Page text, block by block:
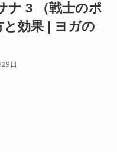
ナ 3 （戦士のポ
と効果 | ヨガの
日